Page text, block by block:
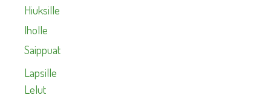
Hiuksille
Iholle
Saippuat
Lapsille
Lelut